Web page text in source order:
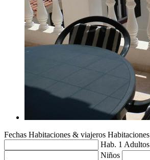
Fechas Habitaciones & viajeros Habitaciones
Hab. 1 Adultos
Niños